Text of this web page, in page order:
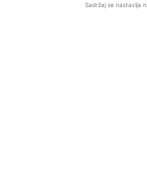
Sadržaj se nastavlja